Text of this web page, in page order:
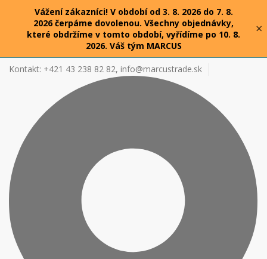
Vážení zákazníci! V období od 3. 8. 2026 do 7. 8.
2026 čerpáme dovolenou. Všechny objednávky,
které obdržíme v tomto období, vyřídíme po 10. 8.
2026. Váš tým MARCUS
×
Kontakt: +421 43 238 82 82, info@marcustrade.sk